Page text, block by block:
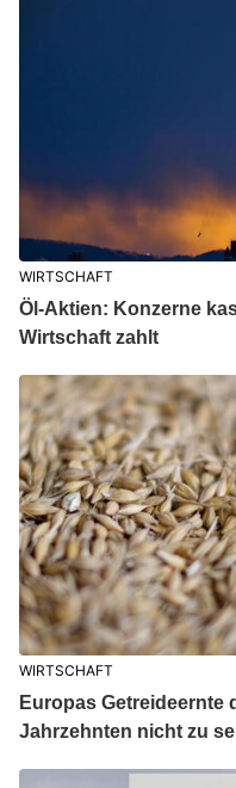
WIRTSCHAFT
Öl-Aktien: Konzerne
Wirtschaft zahlt
WIRTSCHAFT
Europas Getreideernte
Jahrzehnten nicht zu